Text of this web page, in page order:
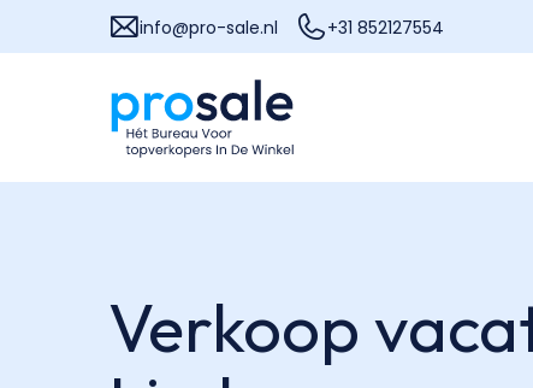
info@pro-sale.nl +31 852127554
Verkoop